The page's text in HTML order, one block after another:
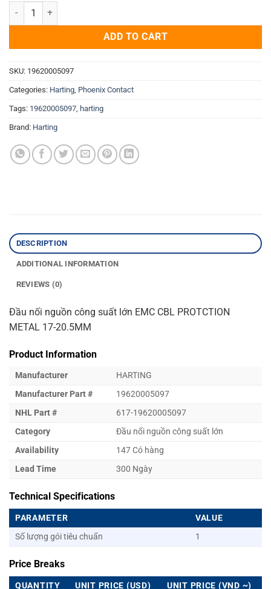
Đầu nối nguồn công suất lớn EMC CBL PROTCTION METAL 17-
ADD TO CART
SKU: 19620005097
Categories: Harting Phoenix Contact
Tags: 19620005097 harting
Brand: Harting
DESCRIPTION
ADDITIONAL INFORMATION
REVIEWS (0)
Đầu nối nguồn công suất lớn EMC CBL PROTCTION
METAL 17-20.5MM
Product Information
Manufacturer
HARTING
Manufacturer Part #
19620005097
NHL Part #
617-19620005097
Category
Đầu nối nguồn công suất lớn
Availability
147 Có hàng
Lead Time
300 Ngày
Technical Specifications
PARAMETER
VALUE
Số lượng gói tiêu chuẩn
1
Price Breaks
QUANTITY UNIT PRICE (USD) UNIT PRICE (VND ~)